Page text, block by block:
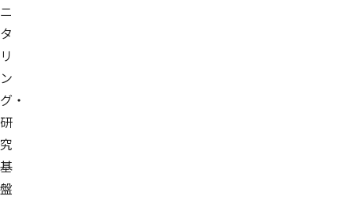
ニ
タ
リ
ン
グ・
研
究
基
盤